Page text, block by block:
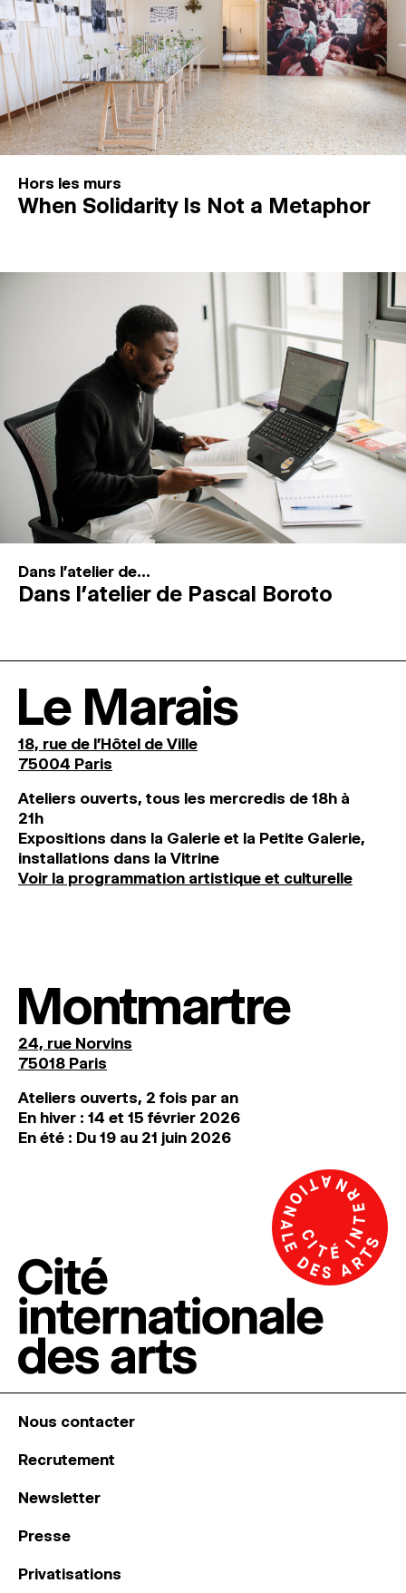
Hors les murs
When Solidarity Is Not a Metaphor
Dans l'atelier de...
Dans l’atelier de Pascal Boroto
Le Marais
18, rue de l'Hôtel de Ville
75004 Paris
Ateliers ouverts, tous les mercredis de 18h à
21h
Expositions dans la Galerie et la Petite Galerie,
installations dans la Vitrine
Voir la programmation artistique et culturelle
Montmartre
24, rue Norvins
75018 Paris
Ateliers ouverts, 2 fois par an
En hiver : 14 et 15 février 2026
En été : Du 19 au 21 juin 2026
Nous contacter
Recrutement
Newsletter
Presse
Privatisations